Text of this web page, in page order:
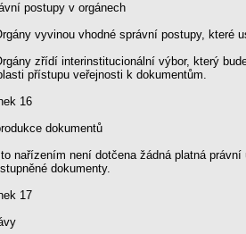
postupy v orgánech
vyvinou vhodné správní postupy, které
zřídí interinstitucionální výbor, který
přístupu veřejnosti k dokumentům.
16
dokumentů
nařízením není dotčena žádná platná
dokumenty.
17